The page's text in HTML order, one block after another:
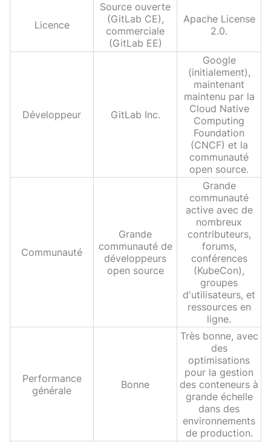
Licence
Source ouverte
(GitLab CE),
commerciale
(GitLab EE)
Apache License
2.0.
Développeur GitLab Inc.
Google
(initialement),
maintenant
maintenu par la
Cloud Native
Computing
Foundation
(CNCF) et la
communauté
open source.
Communauté
Grande
communauté de
développeurs
open source
Grande
communauté
active avec de
nombreux
contributeurs,
forums,
conférences
(KubeCon),
groupes
d'utilisateurs, et
ressources en
ligne.
Performance
générale
Bonne
Très bonne, avec
des
optimisations
pour la gestion
des conteneurs à
grande échelle
dans des
environnements
de production.